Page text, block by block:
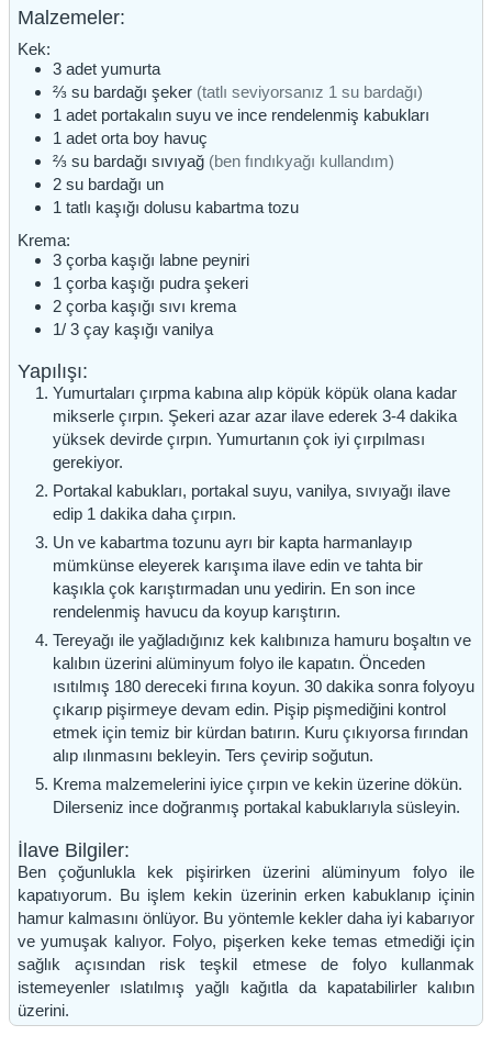
Malzemeler:
Kek:
3 adet yumurta
⅔ su bardağı şeker (tatlı seviyorsanız 1 su bardağı)
1 adet portakalın suyu ve ince rendelenmiş kabukları
1 adet orta boy havuç
⅔ su bardağı sıvıyağ (ben fındıkyağı kullandım)
2 su bardağı un
1 tatlı kaşığı dolusu kabartma tozu
Krema:
3 çorba kaşığı labne peyniri
1 çorba kaşığı pudra şekeri
2 çorba kaşığı sıvı krema
1/ 3 çay kaşığı vanilya
Yapılışı:
Yumurtaları çırpma kabına alıp köpük köpük olana kadar
mikserle çırpın. Şekeri azar azar ilave ederek 3-4 dakika
yüksek devirde çırpın. Yumurtanın çok iyi çırpılması
gerekiyor.
Portakal kabukları, portakal suyu, vanilya, sıvıyağı ilave
edip 1 dakika daha çırpın.
Un ve kabartma tozunu ayrı bir kapta harmanlayıp
mümkünse eleyerek karışıma ilave edin ve tahta bir
kaşıkla çok karıştırmadan unu yedirin. En son ince
rendelenmiş havucu da koyup karıştırın.
Tereyağı ile yağladığınız kek kalıbınıza hamuru boşaltın ve
kalıbın üzerini alüminyum folyo ile kapatın. Önceden
ısıtılmış 180 dereceki fırına koyun. 30 dakika sonra folyoyu
çıkarıp pişirmeye devam edin. Pişip pişmediğini kontrol
etmek için temiz bir kürdan batırın. Kuru çıkıyorsa fırından
alıp ılınmasını bekleyin. Ters çevirip soğutun.
Krema malzemelerini iyice çırpın ve kekin üzerine dökün.
Dilerseniz ince doğranmış portakal kabuklarıyla süsleyin.
İlave Bilgiler:
Ben çoğunlukla kek pişirirken üzerini alüminyum folyo ile
kapatıyorum. Bu işlem kekin üzerinin erken kabuklanıp içinin
hamur kalmasını önlüyor. Bu yöntemle kekler daha iyi kabarıyor
ve yumuşak kalıyor. Folyo, pişerken keke temas etmediği için
sağlık açısından risk teşkil etmese de folyo kullanmak
istemeyenler ıslatılmış yağlı kağıtla da kapatabilirler kalıbın
üzerini.